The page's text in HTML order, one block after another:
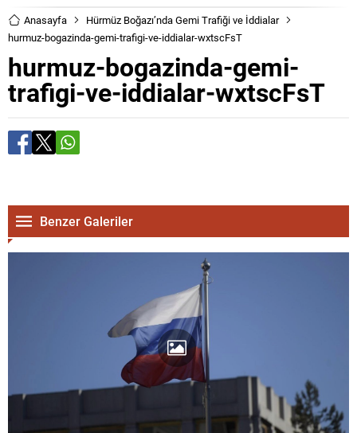
Anasayfa
Hürmüz Boğazı’nda Gemi Trafiği ve İddialar
hurmuz-bogazinda-gemi-trafigi-ve-iddialar-wxtscFsT
hurmuz-bogazinda-gemi-
trafigi-ve-iddialar-wxtscFsT
Benzer Galeriler